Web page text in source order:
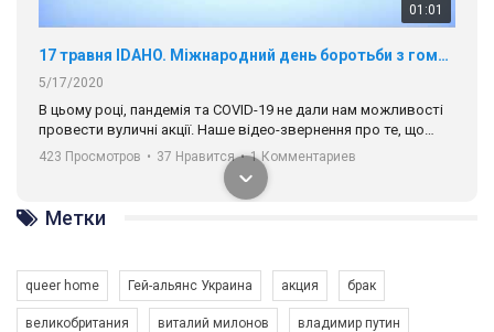
01:01
17 травня IDAHO. Міжнародний день боротьби з гомофобією трансфобією і біфобія.
5/17/2020
В цьому році, пандемія та COVІD-19 не дали нам можливості
провести вуличні акції. Наше відео-звернення про те, що
навіть коли ми у різних містах та не можемо зустрінеться, ми
разом. Ми закликаємо всіх хто поділяє цінності рівності та
солідарності, приєднатися до нас. Регіональні підрозділи
ГАУ є в 16 областях України.
Разом наш голос лунає гучніше!
423 Просмотров • 37 Нравится • 1 Комментариев
Метки
queer home Гей-альянс Украина акция брак
великобритания виталий милонов владимир путин